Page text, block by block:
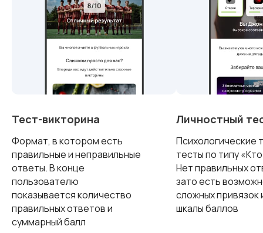
Тест-викторина
Формат, в котором есть
правильные и неправильные
ответы. В конце
пользователю
показывается количество
правильных ответов и
суммарный балл
Личностный
Психологические
тесты по типу
Нет правильных
зато есть
сложных привязок
шкалы баллов